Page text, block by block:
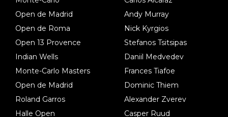
Open de Madrid
Open de Roma
Open 13 Provence
Indian Wells
Monte-Carlo Masters
Open de Madrid
Roland Garros
Halle Open
Andy Murray
Nick Kyrgios
Stefanos Tsitsipas
Daniil Medvedev
Frances Tiafoe
Dominic Thiem
Alexander Zverev
Casper Ruud